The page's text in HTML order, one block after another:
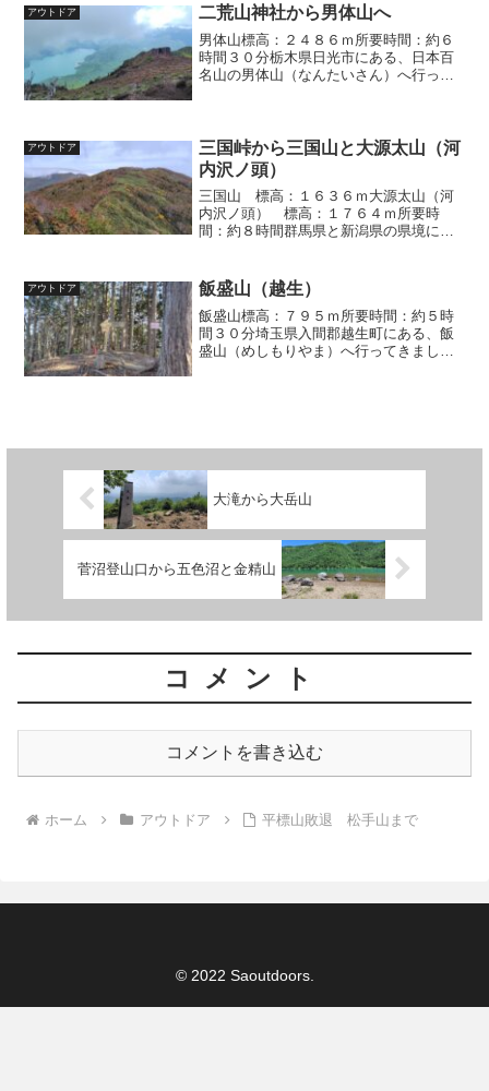
下り、左岸コース分岐、荒船山分岐と経
由して、荒船山立岩登山口まで戻るルー
トです。
アウトドア 二荒山神社から男体山へ
男体山標高：２４８６ｍ所要時間：約６
時間３０分栃木県日光市にある、日本百
名山の男体山（なんたいさん）へ行って
アウトドア
三国峠から三国山と大源太山（河
内沢ノ頭）
三国山 標高：１６３６ｍ大源太山（河
内沢ノ頭） 標高：１７６４ｍ所要時
間：約８時間群馬県と新潟県の県境にあ
ました。新三国トンネルの群馬県側から
登り始めて、三国峠を通り三国山へ。三
国山からは、県境の尾根を歩いて大源太
山まで。帰りは、同じルートで三国峠ま
で戻り、旧三国街道を少し歩いて駐車場
アウトドア 飯盛山（越生）
飯盛山標高：７９５ｍ所要時間：約５時
間３０分埼玉県入間郡越生町にある、飯
盛山（めしもりやま）へ行ってきまし
大滝から大岳山
菅沼登山口から五色沼と金精山
コメント
コメントを書き込む
ホーム アウトドア 平標山敗退 松手山まで
© 2022 Saoutdoors.